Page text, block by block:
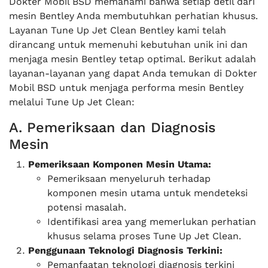
mesin Bentley Anda membutuhkan perhatian khusus.
Layanan Tune Up Jet Clean Bentley kami telah
dirancang untuk memenuhi kebutuhan unik ini dan
menjaga mesin Bentley tetap optimal. Berikut adalah
layanan-layanan yang dapat Anda temukan di Dokter
Mobil BSD untuk menjaga performa mesin Bentley
melalui Tune Up Jet Clean:
A. Pemeriksaan dan Diagnosis
Mesin
Pemeriksaan Komponen Mesin Utama:
Pemeriksaan menyeluruh terhadap
komponen mesin utama untuk mendeteksi
potensi masalah.
Identifikasi area yang memerlukan perhatian
khusus selama proses Tune Up Jet Clean.
Penggunaan Teknologi Diagnosis Terkini:
Pemanfaatan teknologi diagnosis terkini